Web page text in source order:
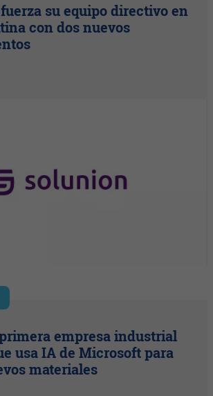
su equipo directivo en
con dos nuevos
empresa industrial
usa IA de Microsoft para
materiales